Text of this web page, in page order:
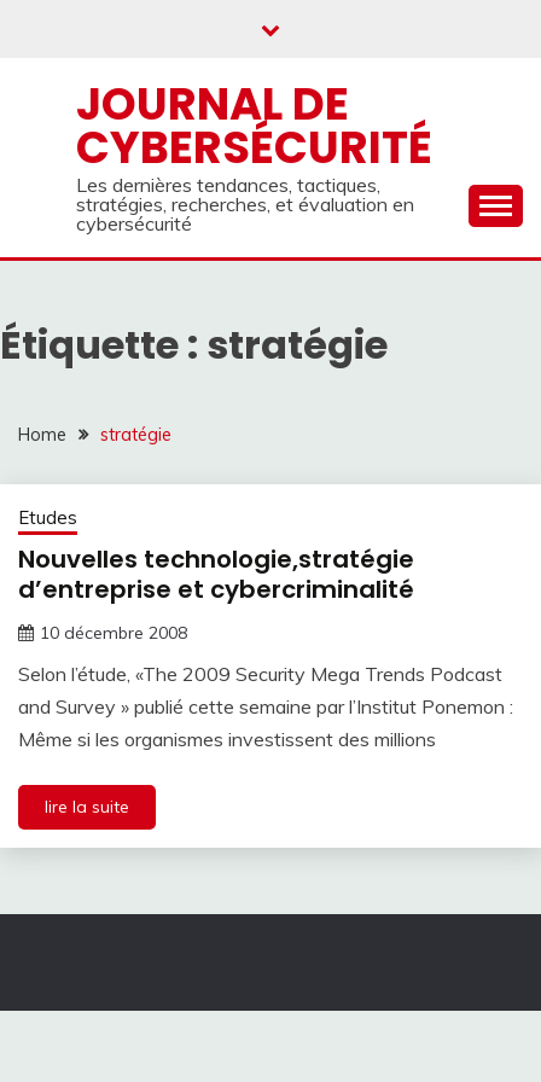
JOURNAL DE
CYBERSÉCURITÉ
Les dernières tendances, tactiques,
stratégies, recherches, et évaluation en
cybersécurité
Étiquette : stratégie
Home stratégie
Etudes
Nouvelles technologie,stratégie
d’entreprise et cybercriminalité
10 décembre 2008
Selon l’étude, «The 2009 Security Mega Trends Podcast
and Survey » publié cette semaine par l’Institut Ponemon :
Même si les organismes investissent des millions
lire la suite